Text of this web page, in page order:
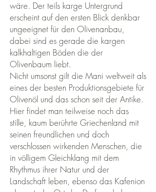
wäre. Der teils karge Untergrund
erscheint auf den ersten Blick denkbar
ungeeignet für den Olivenanbau,
dabei sind es gerade die kargen
kalkhaltigen Böden die der
Olivenbaum liebt.
Nicht umsonst gilt die Mani weltweit als
eines der besten Produktionsgebiete für
Olivenöl und das schon seit der Antike.
Hier findet man teilweise noch das
stille, kaum berührte Griechenland mit
seinen freundlichen und doch
verschlossen wirkenden Menschen, die
in völligem Gleichklang mit dem
Rhythmus ihrer Natur und der
Landschaft leben, ebenso das Kafenion